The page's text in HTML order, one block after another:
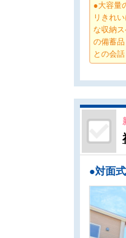
●大容量
リきれ
な収納
の備蓄
との会